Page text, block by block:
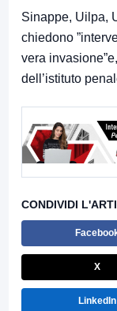
Sinappe, Uilpa,
chiedono
vera
dell’istituto
CONDIVIDI
X
LinkedIn